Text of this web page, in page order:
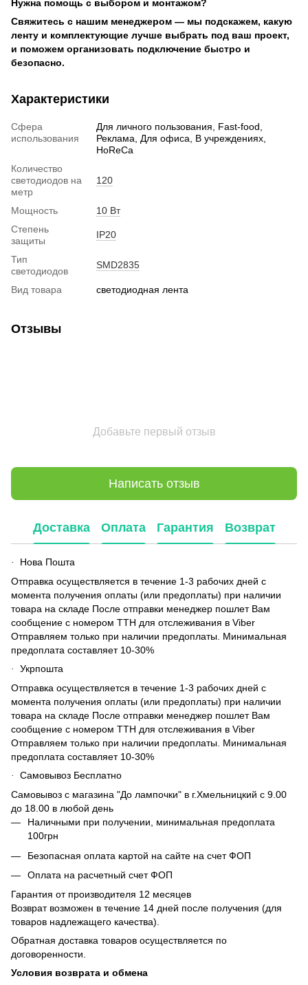
Нужна помощь с выбором и монтажом?
Свяжитесь с нашим менеджером — мы подскажем, какую
ленту и комплектующие лучше выбрать под ваш проект,
и поможем организовать подключение быстро и
безопасно.
Характеристики
Сфера
использования
Для личного пользования, Fast-food,
Реклама, Для офиса, В учреждениях,
HoReCa
Количество
светодиодов на
метр
120
Мощность
10 Вт
Степень
защиты
IP20
Тип
светодиодов
SMD2835
Вид товара светодиодная лента
Отзывы
Добавьте первый отзыв
Написать отзыв
Доставка Оплата Гарантия Возврат
·
Нова Пошта
Отправка осуществляется в течение 1-3 рабочих дней с
момента получения оплаты (или предоплаты) при наличии
товара на складе После отправки менеджер пошлет Вам
сообщение с номером ТТН для отслеживания в Viber
Отправляем только при наличии предоплаты. Минимальная
предоплата составляет 10-30%
·
Укрпошта
Отправка осуществляется в течение 1-3 рабочих дней с
момента получения оплаты (или предоплаты) при наличии
товара на складе После отправки менеджер пошлет Вам
сообщение с номером ТТН для отслеживания в Viber
Отправляем только при наличии предоплаты. Минимальная
предоплата составляет 10-30%
·
Самовывоз Бесплатно
Самовывоз с магазина "До лампочки" в г.Хмельницкий с 9.00
до 18.00 в любой день
Наличными при получении, минимальная предоплата
100грн
Безопасная оплата картой на сайте на счет ФОП
Оплата на расчетный счет ФОП
Гарантия от производителя 12 месяцев
Возврат возможен в течение 14 дней после получения (для
товаров надлежащего качества).
Обратная доставка товаров осуществляется по
договоренности.
Условия возврата и обмена